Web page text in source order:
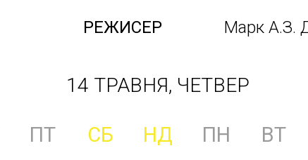
РЕЖИСЕР
Марк А.З.
14 ТРАВНЯ, ЧЕТВЕР
ПТ СБ НД ПН ВТ